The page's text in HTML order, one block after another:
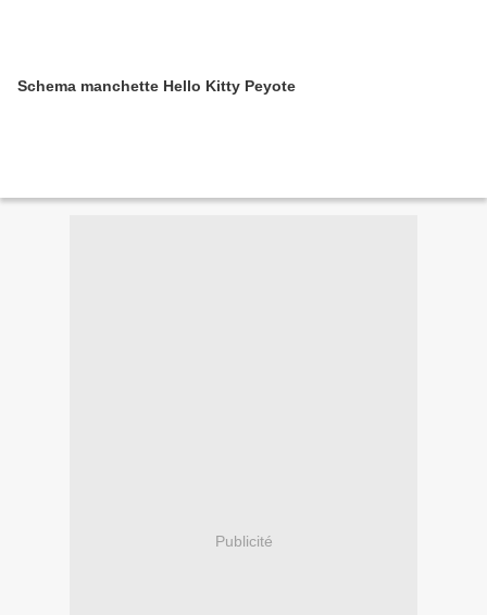
Schema manchette Hello Kitty Peyote
Publicité